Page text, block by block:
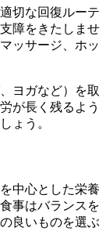
切な回復ルーテ
障をきたしませ
ッサージ、ホッ
ヨガなど）を取
が長く残るよう
ょう。
中心とした栄養
事はバランスを
良いものを選ぶ